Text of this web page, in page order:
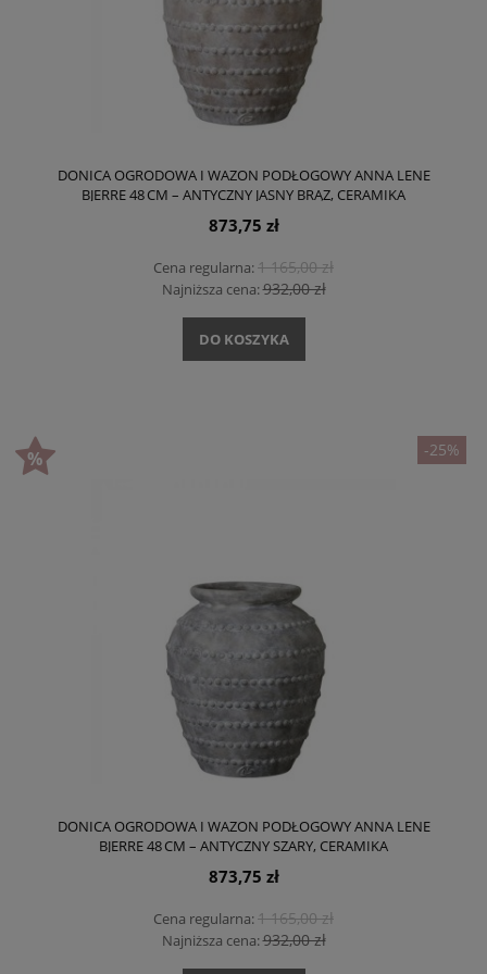
DONICA OGRODOWA I WAZON PODŁOGOWY ANNA LENE
BJERRE 48 CM – ANTYCZNY JASNY BRĄZ, CERAMIKA
873,75 zł
Cena regularna:1 165,00 zł
Najniższa cena:932,00 zł
DO KOSZYKA
DONICA OGRODOWA I WAZON PODŁOGOWY ANNA LENE
BJERRE 48 CM – ANTYCZNY SZARY, CERAMIKA
873,75 zł
Cena regularna:1 165,00 zł
Najniższa cena:932,00 zł
-25%